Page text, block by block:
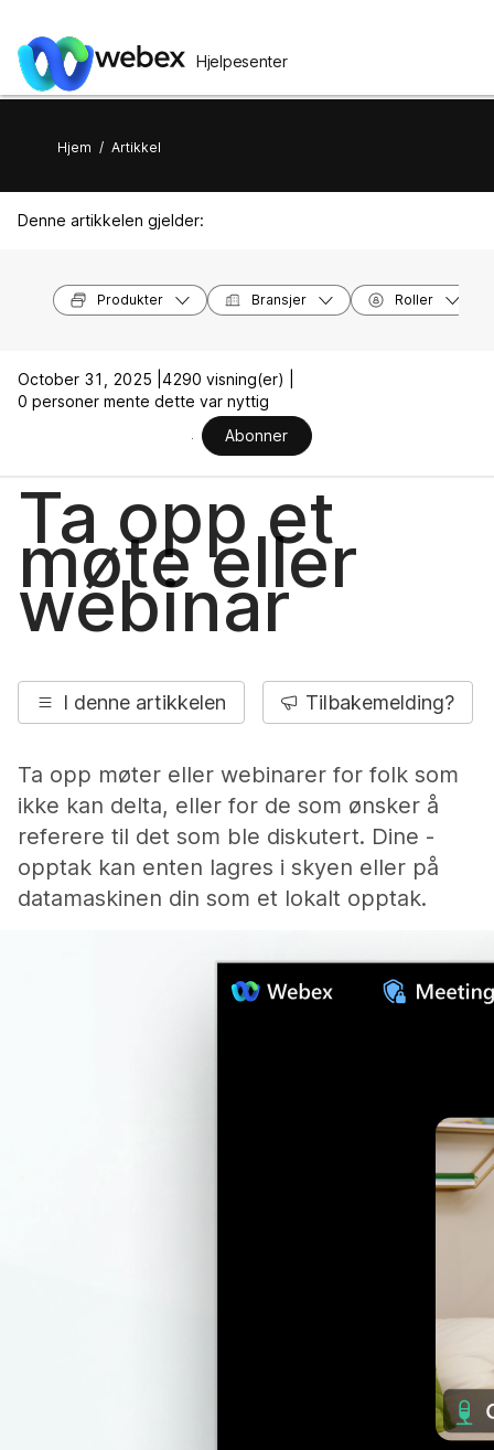
Hjelpesenter
Hjem / Artikkel
Denne artikkelen gjelder:
Produkter Bransjer Roller
October 31, 2025 | 4290 visning(er) |
0 personer mente dette var nyttig
Abonner
Ta opp et
møte eller
webinar
I denne artikkelen Tilbakemelding?
Ta opp møter eller webinarer for folk som
ikke kan delta, eller for de som ønsker å
referere til det som ble diskutert. Dine -
opptak kan enten lagres i skyen eller på
datamaskinen din som et lokalt opptak.